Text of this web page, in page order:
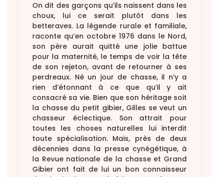
On dit des garçons qu’ils naissent dans les
choux, lui ce serait plutôt dans les
betteraves. La légende rurale et familiale,
raconte qu’en octobre 1976 dans le Nord,
son père aurait quitté une jolie battue
pour la maternité, le temps de voir la tête
de son rejeton, avant de retourner à ses
perdreaux. Né un jour de chasse, il n’y a
rien d’étonnant à ce que qu’il y ait
consacré sa vie. Bien que son héritage soit
la chasse du petit gibier, Gilles se veut un
chasseur éclectique. Son attrait pour
toutes les choses naturelles lui interdit
toute spécialisation. Mais, près de deux
décennies dans la presse cynégétique, à
la Revue nationale de la chasse et Grand
Gibier ont fait de lui un bon connaisseur